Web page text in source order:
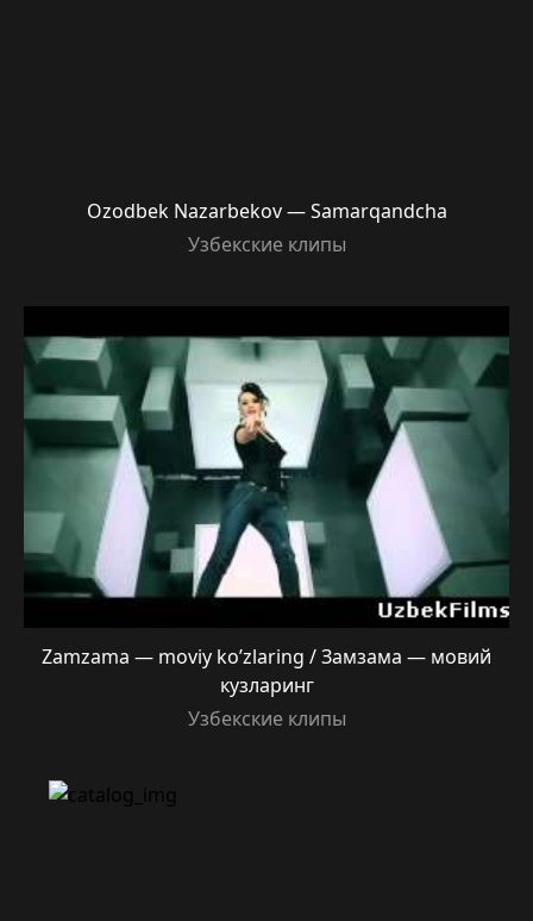
Ozodbek Nazarbekov — Samarqandcha
Узбекские клипы
Zamzama — moviy ko’zlaring / Замзама — мовий
кузларинг
Узбекские клипы